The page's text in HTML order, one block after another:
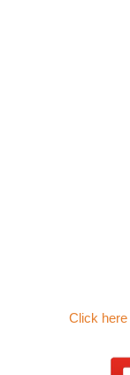
Click here